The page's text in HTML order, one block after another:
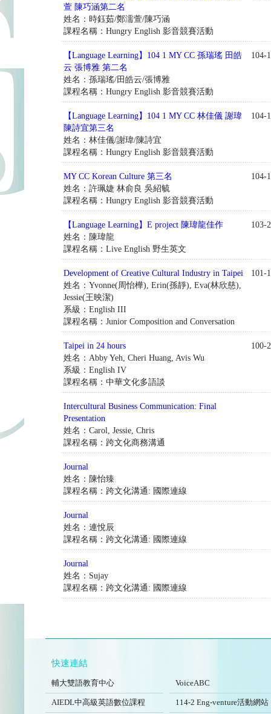
萱 陳巧涵第二名
姓名：時鈺茹/鄭濡萱/陳巧涵
課程名稱：Hungry English 影音競賽活動
【Language Learning】104 1 MY CC 孫瑞瑤 田皓
云 張博雅 第二名
姓名：孫瑞瑤/田皓云/張博雅
課程名稱：Hungry English 影音競賽活動
104-1
【Language Learning】104 1 MY CC 林佳儀 謝瑋
陳詩宜第三名
姓名：林佳儀/謝瑋/陳詩宜
課程名稱：Hungry English 影音競賽活動
104-1
MY CC Korean Culture 第三名
姓名：許珮婕 林俞良 吳紹毓
課程名稱：Hungry English 影音競賽活動
104-1
【Language Learning】E project 陳瑋龍佳作
姓名：陳瑋龍
課程名稱：Live English 野生英文
103-2
Development of Creative Cultural Industry in Taipei
姓名：Yvonne(周怡樺), Erin(孫靜), Eva(林欣慈),
Jessie(王映潔)
系級：English III
課程名稱：Junior Composition and Conversation
101-1
Taipei in 24 hours
姓名：Abby Yeh, Cheri Huang, Avis Wu
系級：English IV
課程名稱：中華文化多語談
100-2
Intercultural Business Communication: Final
Presentation
姓名：Carol, Jessie, Chris
課程名稱：跨文化商務溝通
Journal
姓名：陳怡臻
課程名稱：跨文化溝通: 國際連線
Journal
姓名：連悅辰
課程名稱：跨文化溝通: 國際連線
Journal
姓名：Sujay
課程名稱：跨文化溝通: 國際連線
快速連結
FJCUBEC
輔大雙語教育中心
VoiceABC
AIEDL中高級英語數位課程
AIEDL中高級英語數位課程
114-2 Eng-venture活動網站
Self-Learning Center